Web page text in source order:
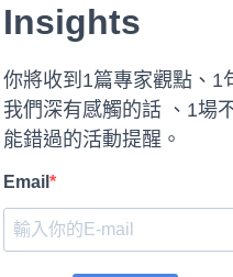
Insights
你將收到1篇專家觀點、1
我們深有感觸的話 、1場
能錯過的活動提醒。
Email